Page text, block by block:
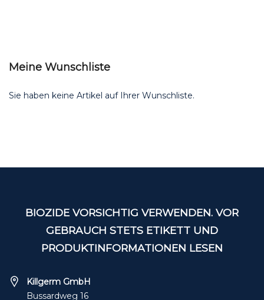
Meine Wunschliste
Sie haben keine Artikel auf Ihrer Wunschliste.
BIOZIDE VORSICHTIG VERWENDEN. VOR
GEBRAUCH STETS ETIKETT UND
PRODUKTINFORMATIONEN LESEN
Killgerm GmbH
Bussardweg 16